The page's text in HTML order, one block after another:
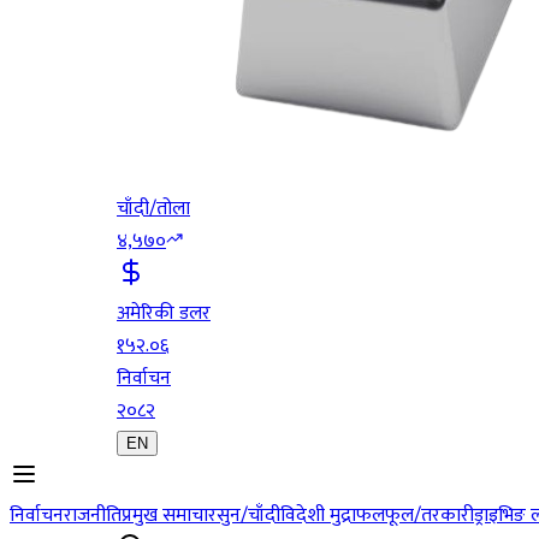
चाँदी/तोला
४,५७०
अमेरिकी डलर
१५२.०६
निर्वाचन
२०८२
EN
निर्वाचनराजनीतिप्रमुख समाचारसुन/चाँदीविदेशी मुद्राफलफूल/तरकारी